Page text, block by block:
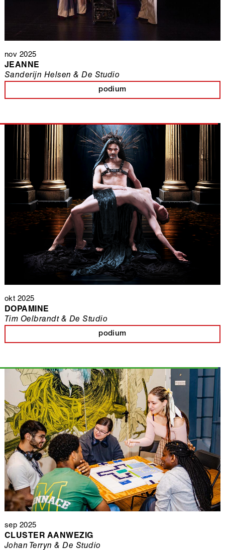
nov 2025
JEANNE
podium
Sanderijn Helsen & De Studio
okt 2025
DOPAMINE
podium
Tim Oelbrandt & De Studio
sep 2025
CLUSTER AANWEZIG
Johan Terryn & De Studio